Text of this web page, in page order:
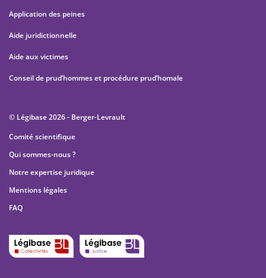
Application des peines
Aide juridictionnelle
Aide aux victimes
Conseil de prud’hommes et procédure prud’homale
© Légibase 2026 - Berger-Levrault
Comité scientifique
Qui sommes-nous ?
Notre expertise juridique
Mentions légales
FAQ